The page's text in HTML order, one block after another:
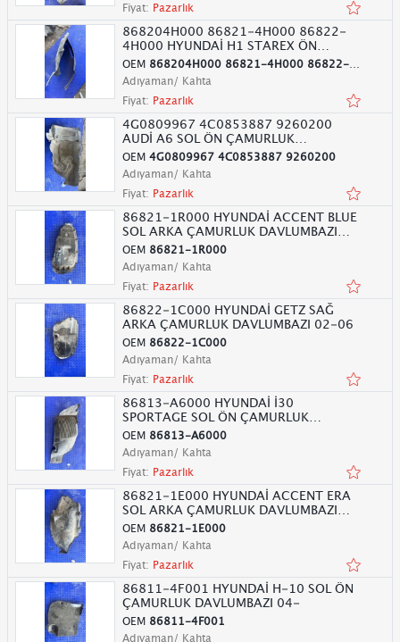
Fiyat: Pazarlık
868204H000 86821-4H000 86822-
4H000 HYUNDAİ H1 STAREX ÖN
DAVLUMBA
OEM 868204H000 86821-4H000 86822-4H000
Adıyaman/ Kahta
Fiyat: Pazarlık
4G0809967 4C0853887 9260200
AUDİ A6 SOL ÖN ÇAMURLUK
DAVLUMBAZI 11
OEM 4G0809967 4C0853887 9260200
Adıyaman/ Kahta
Fiyat: Pazarlık
86821-1R000 HYUNDAİ ACCENT BLUE
SOL ARKA ÇAMURLUK DAVLUMBAZI
11-9
OEM 86821-1R000
Adıyaman/ Kahta
Fiyat: Pazarlık
86822-1C000 HYUNDAİ GETZ SAĞ
ARKA ÇAMURLUK DAVLUMBAZI 02-06
OEM 86822-1C000
Adıyaman/ Kahta
Fiyat: Pazarlık
86813-A6000 HYUNDAİ İ30
SPORTAGE SOL ÖN ÇAMURLUK
DAVLUMBAZI 12-16
OEM 86813-A6000
Adıyaman/ Kahta
Fiyat: Pazarlık
86821-1E000 HYUNDAİ ACCENT ERA
SOL ARKA ÇAMURLUK DAVLUMBAZI
06-12
OEM 86821-1E000
Adıyaman/ Kahta
Fiyat: Pazarlık
86811-4F001 HYUNDAİ H-10 SOL ÖN
ÇAMURLUK DAVLUMBAZI 04-
OEM 86811-4F001
Adıyaman/ Kahta